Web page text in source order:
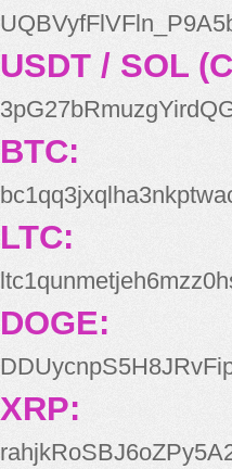
USDT / SOL
BTC:
LTC:
DOGE:
XRP: